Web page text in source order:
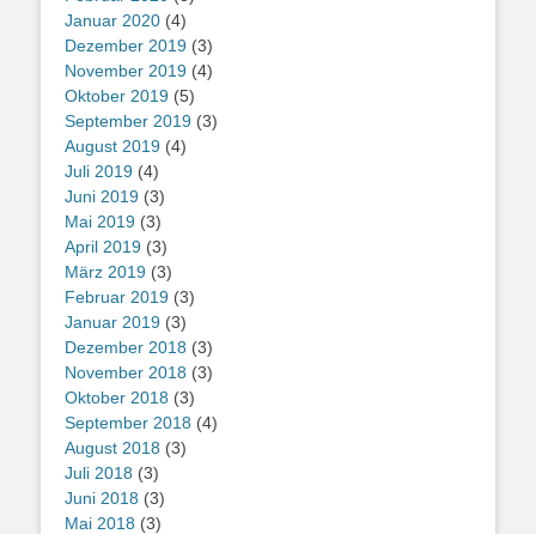
Januar 2020 (4)
Dezember 2019 (3)
November 2019 (4)
Oktober 2019 (5)
September 2019 (3)
August 2019 (4)
Juli 2019 (4)
Juni 2019 (3)
Mai 2019 (3)
April 2019 (3)
März 2019 (3)
Februar 2019 (3)
Januar 2019 (3)
Dezember 2018 (3)
November 2018 (3)
Oktober 2018 (3)
September 2018 (4)
August 2018 (3)
Juli 2018 (3)
Juni 2018 (3)
Mai 2018 (3)